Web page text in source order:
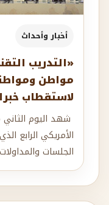
أخبار وأحداث
لاستقطاب
شهد اليوم
الأمريكي الرابع
الجلسات